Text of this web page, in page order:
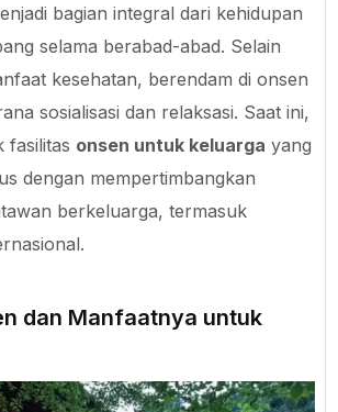
bagian integral dari kehidupan
selama berabad-abad. Selain
kesehatan, berendam di onsen
sosialisasi dan relaksasi. Saat ini,
fasilitas onsen untuk keluarga yang
dengan mempertimbangkan
berkeluarga, termasuk
dan Manfaatnya untuk